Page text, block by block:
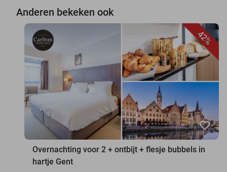
Anderen bekeken ook
42%
favorite_border
Overnachting voor 2 + ontbijt + flesje bubbels in
hartje Gent